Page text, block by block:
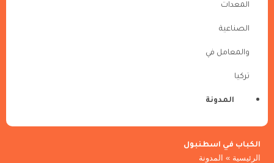
المعدات
الصناعية
والمعامل في
تركيا
المدونة
الكباب في اسطنبول
الرئيسية » المدونة